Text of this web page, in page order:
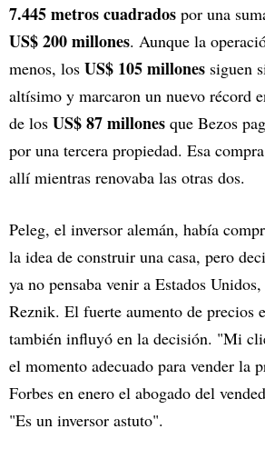
7.445 metros cuadrados por una
US$ 200 millones. Aunque la
menos, los US$ 105 millones siguen
altísimo y marcaron un nuevo récord
de los US$ 87 millones que Bezos
por una tercera propiedad. Esa
allí mientras renovaba las otras dos.
Peleg, el inversor alemán, había
la idea de construir una casa, pero
ya no pensaba venir a Estados
Reznik. El fuerte aumento de precios
también influyó en la decisión. "Mi
el momento adecuado para vender la
Forbes en enero el abogado del
"Es un inversor astuto".